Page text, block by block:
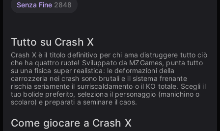
Senza Fine 2848
Tutto su Crash X
Crash X è il titolo definitivo per chi ama distruggere tutto ciò
che ha quattro ruote! Sviluppato da MZGames, punta tutto
su una fisica super realistica: le deformazioni della
carrozzeria nei crash sono brutali e il sistema frenante
rischia seriamente il surriscaldamento o il KO totale. Scegli il
tuo bolide preferito, seleziona il personaggio (manichino o
scolaro) e preparati a seminare il caos.
Come giocare a Crash X